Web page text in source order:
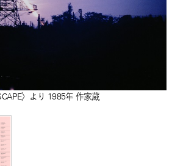
〉より 1985年 作家蔵